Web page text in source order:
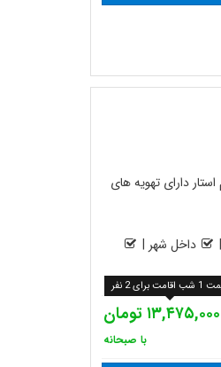
استار دارای تهویه های
| داخل شهر |
۱۳,۴۷۵,۰۰۰ تومان
با صبحانه
برای 2 نفر